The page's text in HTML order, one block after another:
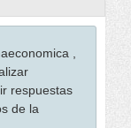
,
respuestas
de la